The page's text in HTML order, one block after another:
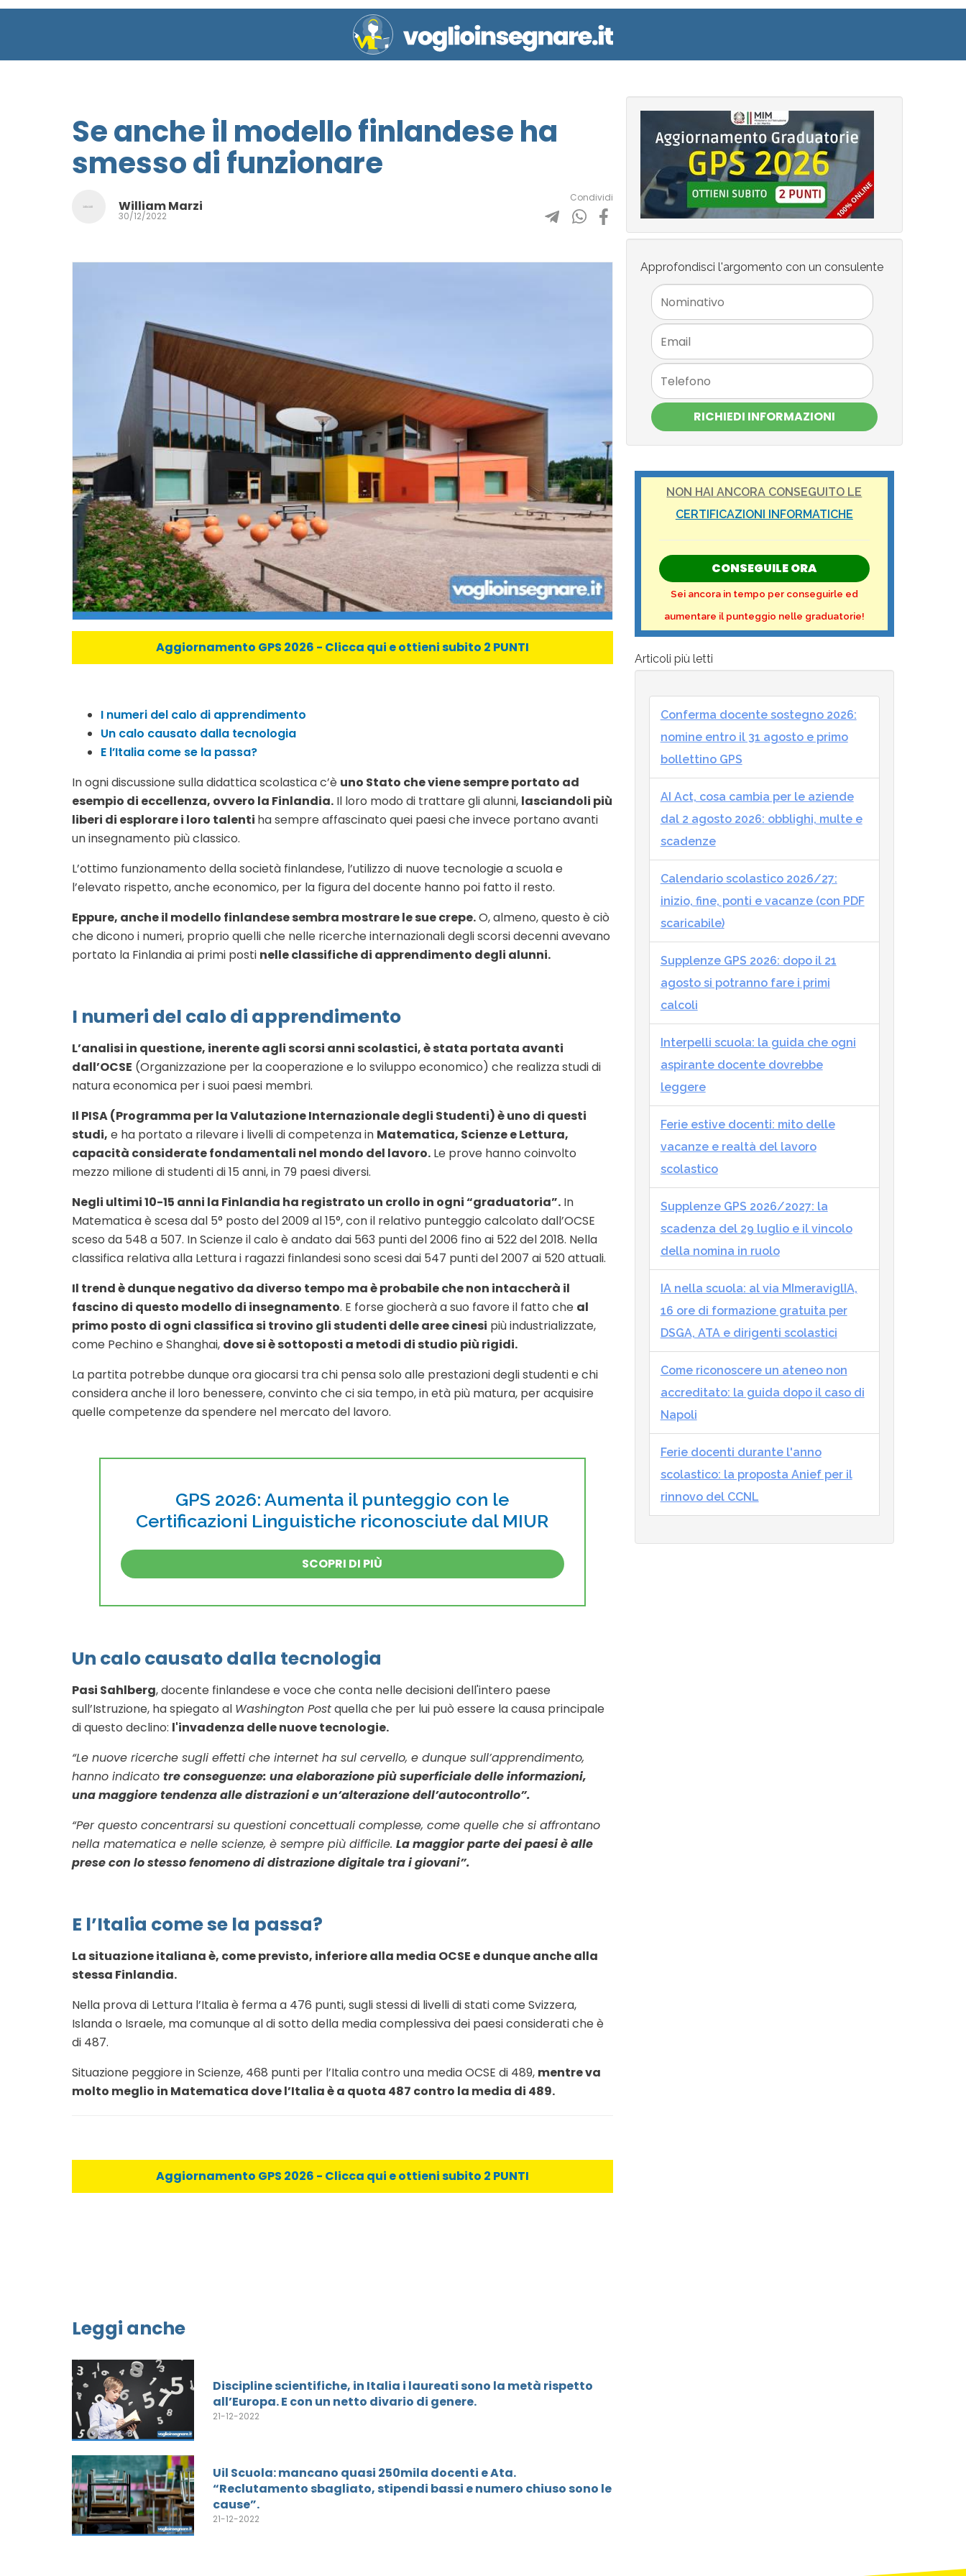
Se anche il modello finlandese ha
smesso di funzionare
William Marzi
30/12/2022
Condividi
Aggiornamento GPS 2026 - Clicca qui e ottieni subito 2 PUNTI
I numeri del calo di apprendimento
Un calo causato dalla tecnologia
E l’Italia come se la passa?
In ogni discussione sulla didattica scolastica c’è uno Stato che viene sempre portato ad
esempio di eccellenza, ovvero la Finlandia. Il loro modo di trattare gli alunni, lasciandoli più
liberi di esplorare i loro talenti ha sempre affascinato quei paesi che invece portano avanti
un insegnamento più classico.
L’ottimo funzionamento della società finlandese, l’utilizzo di nuove tecnologie a scuola e
l’elevato rispetto, anche economico, per la figura del docente hanno poi fatto il resto.
Eppure, anche il modello finlandese sembra mostrare le sue crepe.O, almeno, questo è ciò
che dicono i numeri, proprio quelli che nelle ricerche internazionali degli scorsi decenni avevano
portato la Finlandia ai primi posti nelle classifiche di apprendimento degli alunni.
I numeri del calo di apprendimento
L’analisi in questione, inerente agli scorsi anni scolastici, è stata portata avanti
dall’OCSE (Organizzazione per la cooperazione e lo sviluppo economico) che realizza studi di
natura economica per i suoi paesi membri.
Il PISA (Programma per la Valutazione Internazionale degli Studenti) è uno di questi
studi, e ha portato a rilevare i livelli di competenza in Matematica, Scienze e Lettura,
capacità considerate fondamentali nel mondo del lavoro. Le prove hanno coinvolto
mezzo milione di studenti di 15 anni, in 79 paesi diversi.
Negli ultimi 10-15 anni la Finlandia ha registrato un crollo in ogni “graduatoria”. In
Matematica è scesa dal 5° posto del 2009 al 15°, con il relativo punteggio calcolato dall’OCSE
sceso da 548 a 507. In Scienze il calo è andato dai 563 punti del 2006 fino ai 522 del 2018. Nella
classifica relativa alla Lettura i ragazzi finlandesi sono scesi dai 547 punti del 2007 ai 520 attuali.
Il trend è dunque negativo da diverso tempo ma è probabile che non intaccherà il
fascino di questo modello di insegnamento. E forse giocherà a suo favore il fatto che al
primo posto di ogni classifica si trovino gli studenti delle aree cinesi più industrializzate,
come Pechino e Shanghai, dove si è sottoposti a metodi di studio più rigidi.
La partita potrebbe dunque ora giocarsi tra chi pensa solo alle prestazioni degli studenti e chi
considera anche il loro benessere, convinto che ci sia tempo, in età più matura, per acquisire
quelle competenze da spendere nel mercato del lavoro.
GPS 2026: Aumenta il punteggio con le
Certificazioni Linguistiche riconosciute dal MIUR
SCOPRI DI PIÙ
Un calo causato dalla tecnologia
Pasi Sahlberg, docente finlandese e voce che conta nelle decisioni dell'intero paese
sull’Istruzione, ha spiegato al Washington Postquella che per lui può essere la causa principale
di questo declino: l'invadenza delle nuove tecnologie.
“Le nuove ricerche sugli effetti che internet ha sul cervello, e dunque sull’apprendimento,
hanno indicato tre conseguenze: una elaborazione più superficiale delle informazioni,
una maggiore tendenza alle distrazioni e un’alterazione dell’autocontrollo”.
“Per questo concentrarsi su questioni concettuali complesse, come quelle che si affrontano
nella matematica e nelle scienze, è sempre più difficile. La maggior parte dei paesi è alle
prese con lo stesso fenomeno di distrazione digitale tra i giovani”.
E l’Italia come se la passa?
La situazione italiana è, come previsto, inferiore alla media OCSE e dunque anche alla
stessa Finlandia.
Nella prova di Lettura l’Italia è ferma a 476 punti, sugli stessi di livelli di stati come Svizzera,
Islanda o Israele, ma comunque al di sotto della media complessiva dei paesi considerati che è
di 487.
Situazione peggiore in Scienze, 468 punti per l’Italia contro una media OCSE di 489, mentre va
molto meglio in Matematica dove l’Italia è a quota 487 contro la media di 489.
Aggiornamento GPS 2026 - Clicca qui e ottieni subito 2 PUNTI
Leggi anche
Discipline scientifiche, in Italia i laureati sono la metà rispetto
all’Europa. E con un netto divario di genere.
21-12-2022
Uil Scuola: mancano quasi 250mila docenti e Ata.
“Reclutamento sbagliato, stipendi bassi e numero chiuso sono le
cause”.
21-12-2022
Approfondisci l'argomento con un consulente
RICHIEDI INFORMAZIONI
NON HAI ANCORA CONSEGUITO LE
CERTIFICAZIONI INFORMATICHE
CONSEGUILE ORA
Sei ancora in tempo per conseguirle ed
aumentare il punteggio nelle graduatorie!
Articoli più letti
Conferma docente sostegno 2026:
nomine entro il 31 agosto e primo
bollettino GPS
AI Act, cosa cambia per le aziende
dal 2 agosto 2026: obblighi, multe e
scadenze
Calendario scolastico 2026/27:
inizio, fine, ponti e vacanze (con PDF
scaricabile)
Supplenze GPS 2026: dopo il 21
agosto si potranno fare i primi
calcoli
Interpelli scuola: la guida che ogni
aspirante docente dovrebbe
leggere
Ferie estive docenti: mito delle
vacanze e realtà del lavoro
scolastico
Supplenze GPS 2026/2027: la
scadenza del 29 luglio e il vincolo
della nomina in ruolo
IA nella scuola: al via MImeraviglIA,
16 ore di formazione gratuita per
DSGA, ATA e dirigenti scolastici
Come riconoscere un ateneo non
accreditato: la guida dopo il caso di
Napoli
Ferie docenti durante l'anno
scolastico: la proposta Anief per il
rinnovo del CCNL